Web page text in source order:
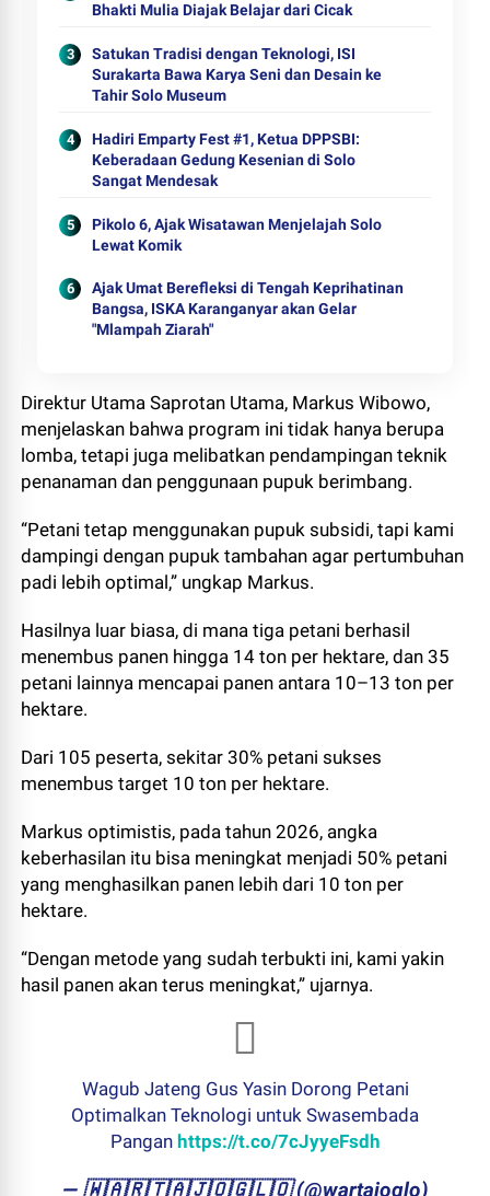
Bhakti Mulia Diajak Belajar dari Cicak
Satukan Tradisi dengan Teknologi, ISI
Surakarta Bawa Karya Seni dan Desain ke
Tahir Solo Museum
Hadiri Emparty Fest #1, Ketua DPPSBI:
Keberadaan Gedung Kesenian di Solo
Sangat Mendesak
Pikolo 6, Ajak Wisatawan Menjelajah Solo
Lewat Komik
Ajak Umat Berefleksi di Tengah Keprihatinan
Bangsa, ISKA Karanganyar akan Gelar
"Mlampah Ziarah"
Direktur Utama Saprotan Utama, Markus Wibowo,
menjelaskan bahwa program ini tidak hanya berupa
lomba, tetapi juga melibatkan pendampingan teknik
penanaman dan penggunaan pupuk berimbang.
“Petani tetap menggunakan pupuk subsidi, tapi kami
dampingi dengan pupuk tambahan agar pertumbuhan
padi lebih optimal,” ungkap Markus.
Hasilnya luar biasa, di mana tiga petani berhasil
menembus panen hingga 14 ton per hektare, dan 35
petani lainnya mencapai panen antara 10–13 ton per
hektare.
Dari 105 peserta, sekitar 30% petani sukses
menembus target 10 ton per hektare.
Markus optimistis, pada tahun 2026, angka
keberhasilan itu bisa meningkat menjadi 50% petani
yang menghasilkan panen lebih dari 10 ton per
hektare.
“Dengan metode yang sudah terbukti ini, kami yakin
hasil panen akan terus meningkat,” ujarnya.
Wagub Jateng Gus Yasin Dorong Petani
Optimalkan Teknologi untuk Swasembada
Pangan https://t.co/7cJyyeFsdh
— ​🇼​​🇦​​🇷​​🇹​​🇦​​🇯​​🇴​​🇬​​🇱​​🇴 (@wartajoglo)